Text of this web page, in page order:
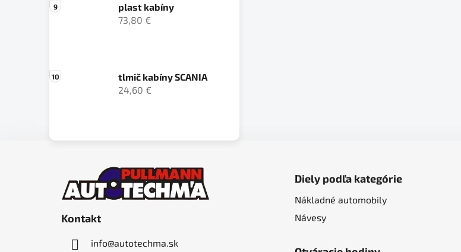
plast kabíny
73,80 €
tlmič kabíny SCANIA
24,60 €
Kontakt
info@autotechma.sk
Diely podľa kategórie
Nákladné automobily
Návesy